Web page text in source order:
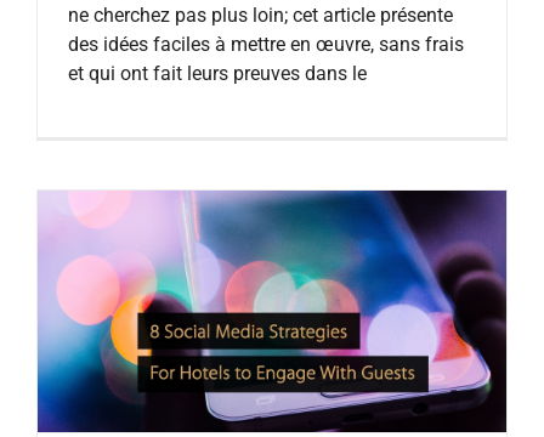
ne cherchez pas plus loin; cet article présente
des idées faciles à mettre en œuvre, sans frais
et qui ont fait leurs preuves dans le